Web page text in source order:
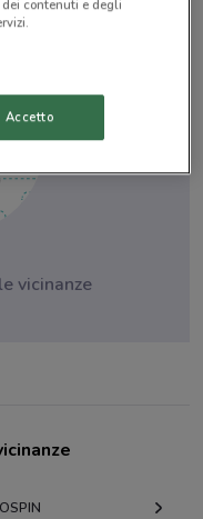
vicinanze
contenuti e degli
Accetto